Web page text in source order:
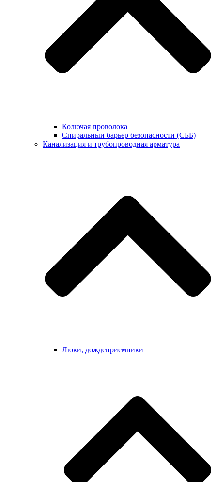
Колючая проволока
Спиральный барьер безопасности (СББ)
Канализация и трубопроводная арматура
Люки, дождеприемники